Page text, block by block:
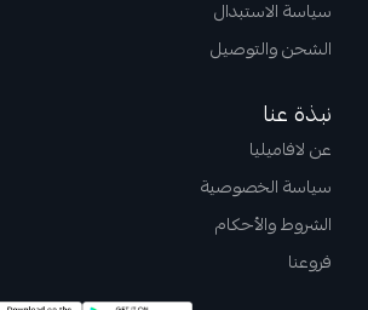
سياسة الاستبدال
الشحن والتوصيل
نبذة عنا
عن لافاميليا
سياسة الخصوصية
الشروط والأحكام
فروعنا